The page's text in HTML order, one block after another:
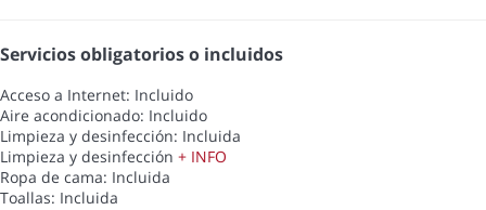
Servicios obligatorios o incluidos
Acceso a Internet: Incluido
Aire acondicionado: Incluido
Limpieza y desinfección: Incluida
Limpieza y desinfección + INFO
Ropa de cama: Incluida
Toallas: Incluida